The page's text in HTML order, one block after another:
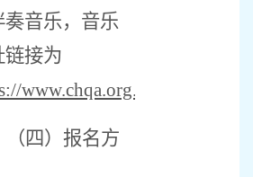
奏音乐，音乐
链接为
www.chqa.org.cn/uploads/
（四）报名方